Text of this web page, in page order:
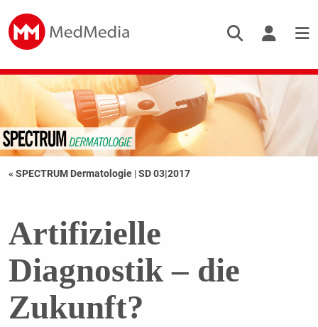
« SPECTRUM Dermatologie |SD 03|2017
Artifizielle
Diagnostik – die
Zukunft?